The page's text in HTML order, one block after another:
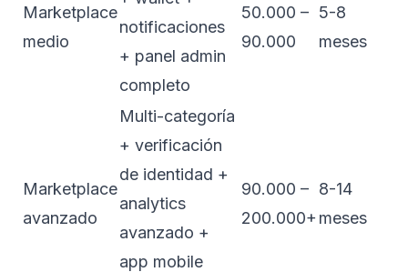
Marketplace
medio
notificaciones
+ panel admin
completo
50.000 –
90.000
5-8
meses
Marketplace
avanzado
Multi-categoría
+ verificación
de identidad +
analytics
avanzado +
app mobile
90.000 –
200.000+
8-14
meses